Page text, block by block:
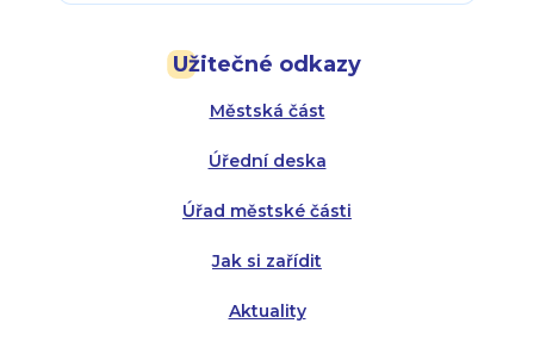
Užitečné odkazy
Městská část
Úřední deska
Úřad městské části
Jak si zařídit
Aktuality
Úterý:
Středa:
Čtvrtek:
Pátek:
Úterý:
Středa:
Čtvrtek: